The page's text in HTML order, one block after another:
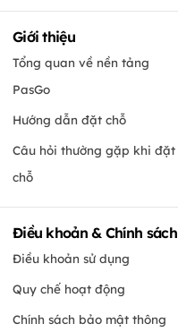
Giới thiệu
Tổng quan về nền tảng
PasGo
Hướng dẫn đặt chỗ
Câu hỏi thường gặp khi đặt
chỗ
Điều khoản & Chính sách
Điều khoản sử dụng
Quy chế hoạt động
Chính sách bảo mật thông